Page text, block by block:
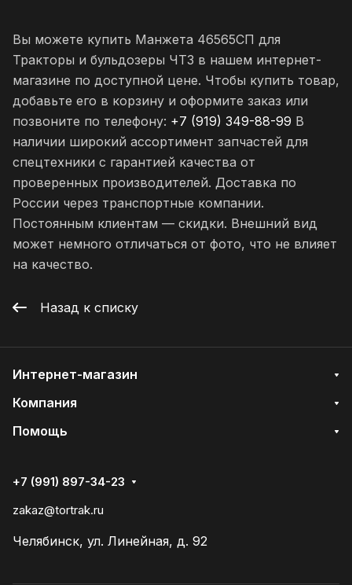
Вы можете купить Манжета 46565СП для
Тракторы и бульдозеры ЧТЗ в нашем интернет-
магазине по доступной цене. Чтобы купить товар,
добавьте его в корзину и оформите заказ или
позвоните по телефону: +7 (919) 349-88-99 В
наличии широкий ассортимент запчастей для
спецтехники с гарантией качества от
проверенных производителей. Доставка по
России через транспортные компании.
Постоянным клиентам — скидки. Внешний вид
может немного отличаться от фото, что не влияет
на качество.
Назад к списку
Интернет-магазин
Компания
Помощь
+7 (991) 897-34-23
zakaz@tortrak.ru
Челябинск, ул. Линейная, д. 92